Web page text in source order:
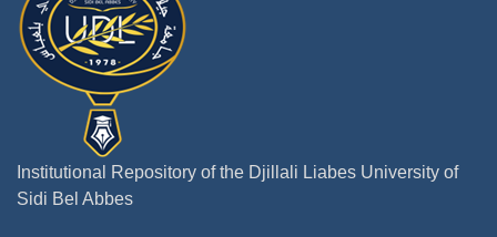
Institutional Repository of the Djillali Liabes University of
Sidi Bel Abbes